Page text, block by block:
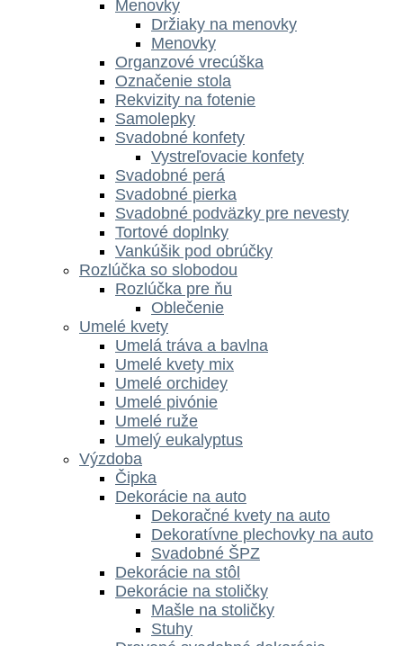
Menovky
Držiaky na menovky
Menovky
Organzové vrecúška
Označenie stola
Rekvizity na fotenie
Samolepky
Svadobné konfety
Vystreľovacie konfety
Svadobné perá
Svadobné pierka
Svadobné podväzky pre nevesty
Tortové doplnky
Vankúšik pod obrúčky
Rozlúčka so slobodou
Rozlúčka pre ňu
Oblečenie
Umelé kvety
Umelá tráva a bavlna
Umelé kvety mix
Umelé orchidey
Umelé pivónie
Umelé ruže
Umelý eukalyptus
Výzdoba
Čipka
Dekorácie na auto
Dekoračné kvety na auto
Dekoratívne plechovky na auto
Svadobné ŠPZ
Dekorácie na stôl
Dekorácie na stoličky
Mašle na stoličky
Stuhy